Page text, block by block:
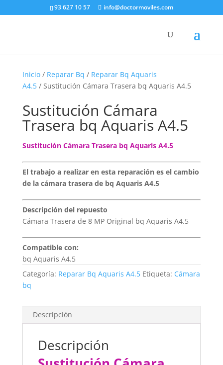
93 627 10 57 info@doctormoviles.com
Inicio/ Reparar Bq / Reparar Bq Aquaris
A4.5/ Sustitución Cámara Trasera bq Aquaris A4.5
Sustitución Cámara
Trasera bq Aquaris A4.5
Sustitución Cámara Trasera bq Aquaris A4.5
El trabajo a realizar en esta reparación es el cambio
de la cámara trasera de bq Aquaris A4.5
Descripción del repuesto
Cámara Trasera de 8 MP Original bq Aquaris A4.5
Compatible con:
bq Aquaris A4.5
Categoría: Reparar Bq Aquaris A4.5 Etiqueta: Cámara
bq
Descripción
Descripción